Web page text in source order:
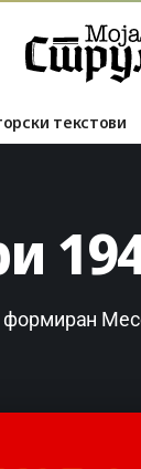
текстови